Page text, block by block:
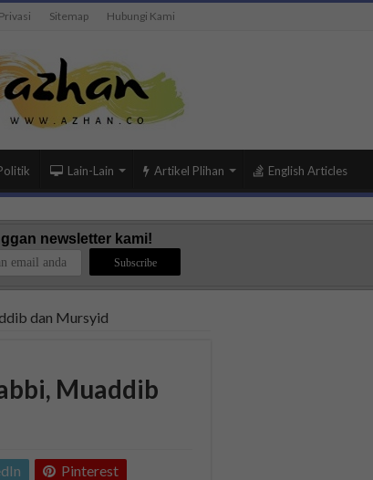
Sitemap Hubungi Kami
Lain-Lain Artikel Plihan English Articles
newsletter kami!
dan Mursyid
Muaddib
Pinterest